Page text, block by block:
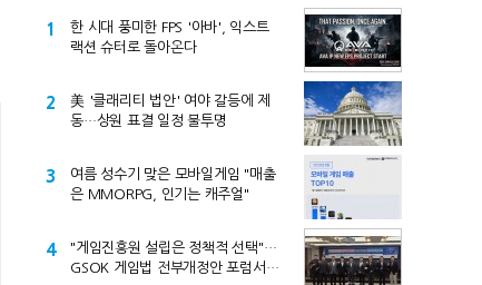
1
한 시대 풍미한 FPS '아바', 익스트
랙션 슈터로 돌아온다
2
美 '클래리티 법안' 여야 갈등에 제
동…상원 표결 일정 불투명
3
여름 성수기 맞은 모바일게임 "매출
은 MMORPG, 인기는 캐주얼"
4
"게임진흥원 설립은 정책적 선택"…
GSOK 게임법 전부개정안 포럼서